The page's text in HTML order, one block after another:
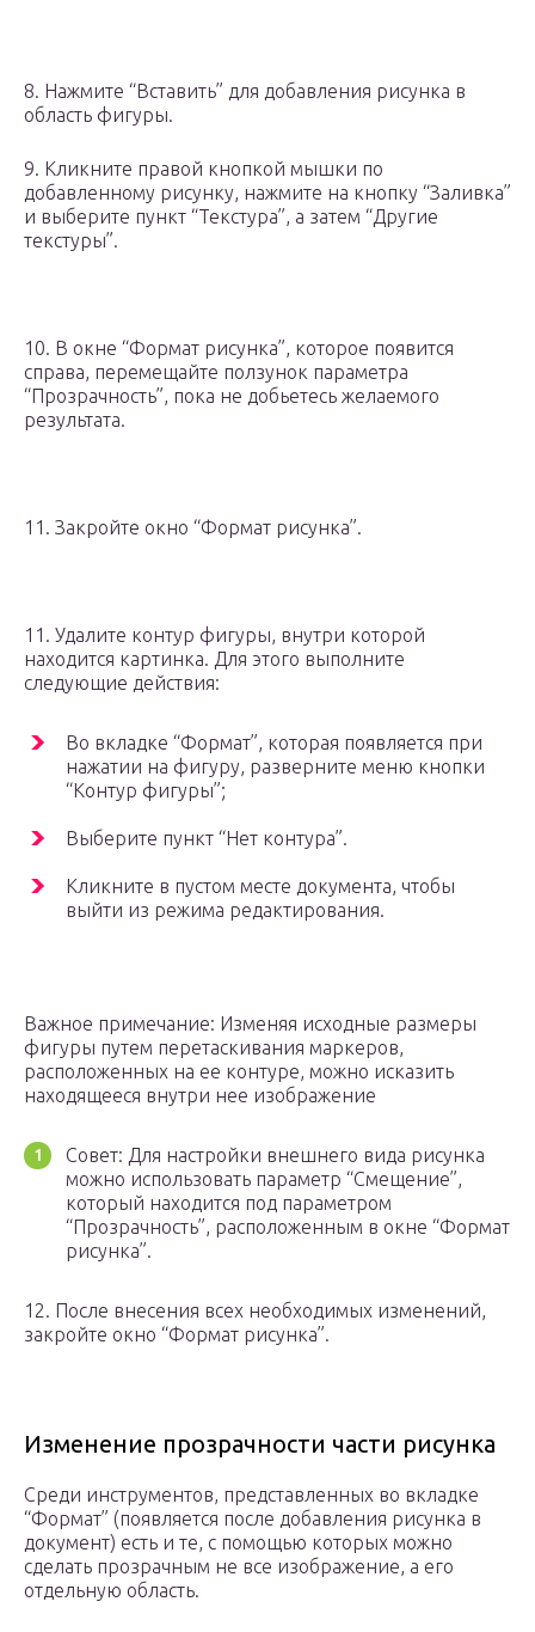
8. Нажмите “Вставить” для добавления рисунка в
область фигуры.
9. Кликните правой кнопкой мышки по
добавленному рисунку, нажмите на кнопку “Заливка”
и выберите пункт “Текстура”, а затем “Другие
текстуры”.
10. В окне “Формат рисунка”, которое появится
справа, перемещайте ползунок параметра
“Прозрачность”, пока не добьетесь желаемого
результата.
11. Закройте окно “Формат рисунка”.
11. Удалите контур фигуры, внутри которой
находится картинка. Для этого выполните
следующие действия:
Во вкладке “Формат”, которая появляется при
нажатии на фигуру, разверните меню кнопки
“Контур фигуры”;
Выберите пункт “Нет контура”.
Кликните в пустом месте документа, чтобы
выйти из режима редактирования.
Важное примечание: Изменяя исходные размеры
фигуры путем перетаскивания маркеров,
расположенных на ее контуре, можно исказить
находящееся внутри нее изображение
Совет: Для настройки внешнего вида рисунка
можно использовать параметр “Смещение”,
который находится под параметром
“Прозрачность”, расположенным в окне “Формат
рисунка”.
12. После внесения всех необходимых изменений,
закройте окно “Формат рисунка”.
Изменение прозрачности части рисунка
Среди инструментов, представленных во вкладке
“Формат” (появляется после добавления рисунка в
документ) есть и те, с помощью которых можно
сделать прозрачным не все изображение, а его
отдельную область.